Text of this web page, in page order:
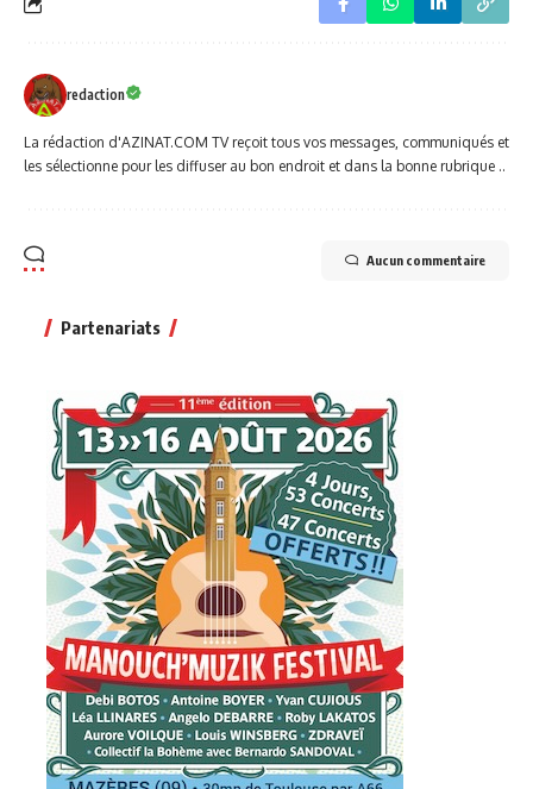
redaction
La rédaction d'AZINAT.COM TV reçoit tous vos messages, communiqués et
les sélectionne pour les diffuser au bon endroit et dans la bonne rubrique ..
Aucun commentaire
Partenariats